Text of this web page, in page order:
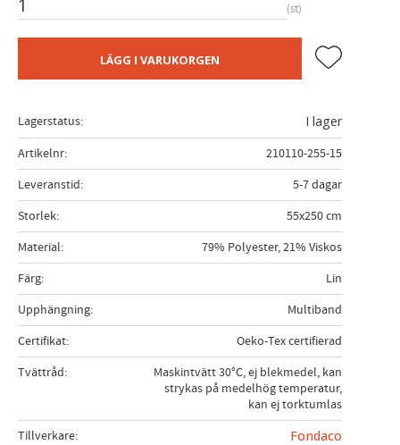
st
LÄGG I VARUKORGEN Lägg till i
Lagerstatus
I lager
Artikelnr
210110-255-15
Leveranstid
5-7 dagar
Storlek
55x250 cm
Material
79% Polyester, 21% Viskos
Färg
Lin
Upphängning
Multiband
Certifikat
Oeko-Tex certifierad
Tvättråd
Maskintvätt 30°C, ej blekmedel, kan
strykas på medelhög temperatur,
kan ej torktumlas
Tillverkare
Fondaco